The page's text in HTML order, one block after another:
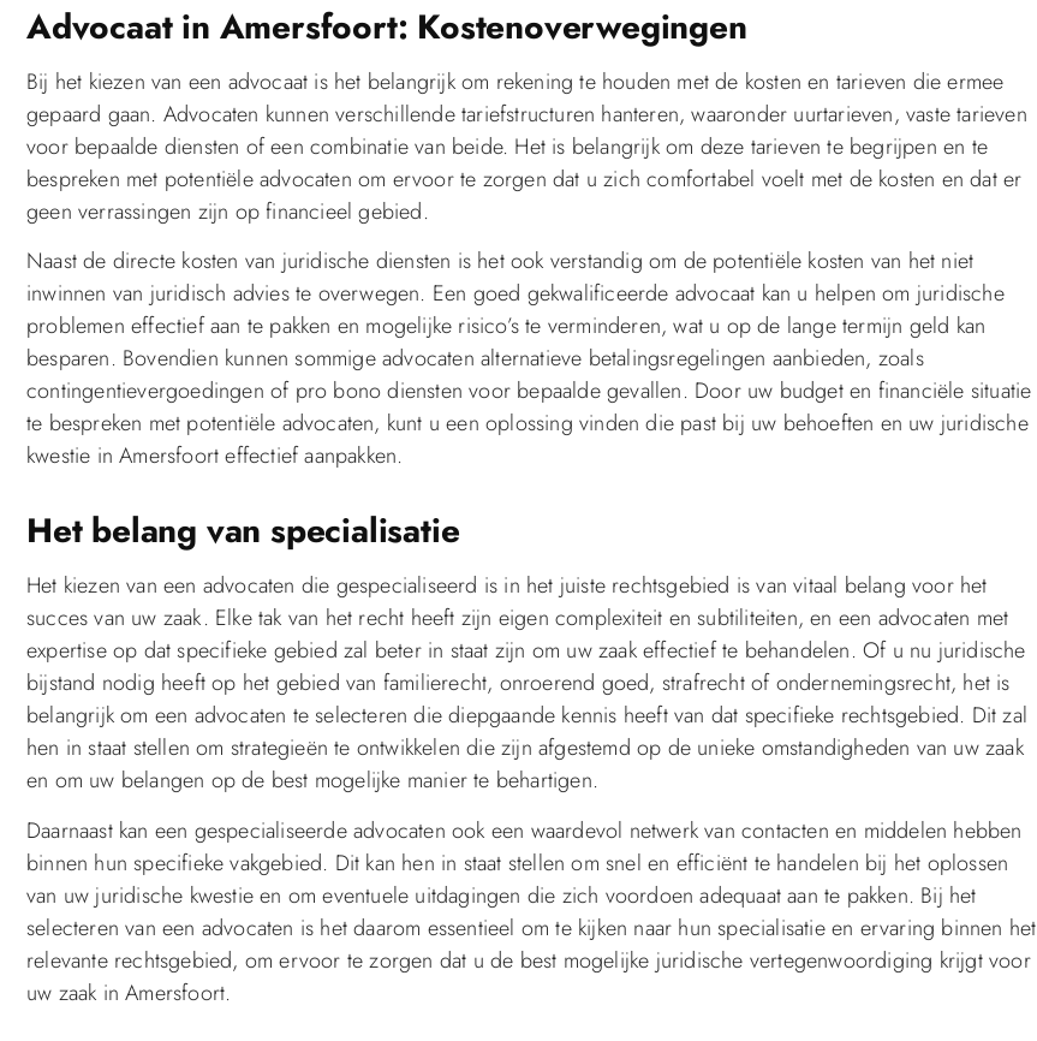
Advocaat in Amersfoort: Kostenoverwegingen
Bij het kiezen van een advocaat is het belangrijk om rekening te houden met de kosten en tarieven die ermee
gepaard gaan. Advocaten kunnen verschillende tariefstructuren hanteren, waaronder uurtarieven, vaste tarieven
voor bepaalde diensten of een combinatie van beide. Het is belangrijk om deze tarieven te begrijpen en te
bespreken met potentiële advocaten om ervoor te zorgen dat u zich comfortabel voelt met de kosten en dat er
geen verrassingen zijn op financieel gebied.
Naast de directe kosten van juridische diensten is het ook verstandig om de potentiële kosten van het niet
inwinnen van juridisch advies te overwegen. Een goed gekwalificeerde advocaat kan u helpen om juridische
problemen effectief aan te pakken en mogelijke risico’s te verminderen, wat u op de lange termijn geld kan
besparen. Bovendien kunnen sommige advocaten alternatieve betalingsregelingen aanbieden, zoals
contingentievergoedingen of pro bono diensten voor bepaalde gevallen. Door uw budget en financiële situatie
te bespreken met potentiële advocaten, kunt u een oplossing vinden die past bij uw behoeften en uw juridische
kwestie in Amersfoort effectief aanpakken.
Het belang van specialisatie
Het kiezen van een advocaten die gespecialiseerd is in het juiste rechtsgebied is van vitaal belang voor het
succes van uw zaak. Elke tak van het recht heeft zijn eigen complexiteit en subtiliteiten, en een advocaten met
expertise op dat specifieke gebied zal beter in staat zijn om uw zaak effectief te behandelen. Of u nu juridische
bijstand nodig heeft op het gebied van familierecht, onroerend goed, strafrecht of ondernemingsrecht, het is
belangrijk om een advocaten te selecteren die diepgaande kennis heeft van dat specifieke rechtsgebied. Dit zal
hen in staat stellen om strategieën te ontwikkelen die zijn afgestemd op de unieke omstandigheden van uw zaak
en om uw belangen op de best mogelijke manier te behartigen.
Daarnaast kan een gespecialiseerde advocaten ook een waardevol netwerk van contacten en middelen hebben
binnen hun specifieke vakgebied. Dit kan hen in staat stellen om snel en efficiënt te handelen bij het oplossen
van uw juridische kwestie en om eventuele uitdagingen die zich voordoen adequaat aan te pakken. Bij het
selecteren van een advocaten is het daarom essentieel om te kijken naar hun specialisatie en ervaring binnen het
relevante rechtsgebied, om ervoor te zorgen dat u de best mogelijke juridische vertegenwoordiging krijgt voor
uw zaak in Amersfoort.